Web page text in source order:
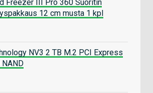
Freezer III Pro 360 Suoritin
12 cm musta 1 kpl
NV3 2 TB M.2 PCI Express